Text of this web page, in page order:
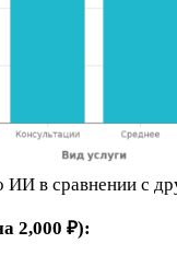
ИИ в сравнении с
2,000 ₽):